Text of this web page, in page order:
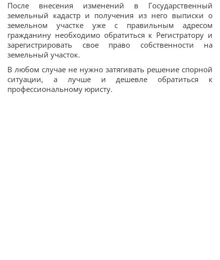
После внесения изменений в Государственный
земельный кадастр и получения из него выписки о
земельном участке уже с правильным адресом
гражданину необходимо обратиться к Регистратору и
зарегистрировать свое право собственности на
земельный участок.
В любом случае не нужно затягивать решение спорной
ситуации, а лучше и дешевле обратиться к
профессиональному юристу.